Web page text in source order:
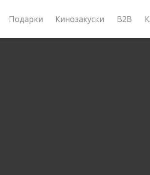
Подарки Кинозакуски B2B